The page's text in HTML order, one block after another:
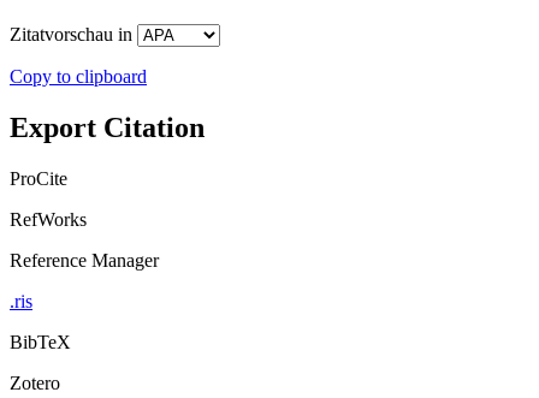
Zitatvorschau in
Copy to clipboard
Export Citation
ProCite
RefWorks
Reference Manager
.ris
BibTeX
Zotero